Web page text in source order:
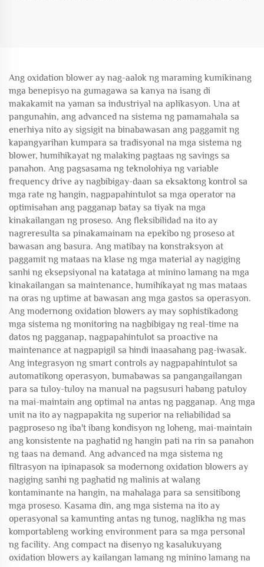
Ang oxidation blower ay nag-aalok ng maraming kumikinang
mga benepisyo na gumagawa sa kanya na isang di
makakamit na yaman sa industriyal na aplikasyon. Una at
pangunahin, ang advanced na sistema ng pamamahala sa
enerhiya nito ay sigsigit na binabawasan ang paggamit ng
kapangyarihan kumpara sa tradisyonal na mga sistema ng
blower, humihikayat ng malaking pagtaas ng savings sa
panahon. Ang pagsasama ng teknolohiya ng variable
frequency drive ay nagbibigay-daan sa eksaktong kontrol sa
mga rate ng hangin, nagpapahintulot sa mga operator na
optimisahan ang pagganap batay sa tiyak na mga
kinakailangan ng proseso. Ang fleksibilidad na ito ay
nagreresulta sa pinakamainam na epekibo ng proseso at
bawasan ang basura. Ang matibay na konstraksyon at
paggamit ng mataas na klase ng mga material ay nagiging
sanhi ng eksepsiyonal na katataga at minino lamang na mga
kinakailangan sa maintenance, humihikayat ng mas mataas
na oras ng uptime at bawasan ang mga gastos sa operasyon.
Ang modernong oxidation blowers ay may sophistikadong
mga sistema ng monitoring na nagbibigay ng real-time na
datos ng pagganap, nagpapahintulot sa proactive na
maintenance at nagpapigil sa hindi inaasahang pag-iwasak.
Ang integrasyon ng smart controls ay nagpapahintulot sa
automatikong operasyon, bumabawas sa pangangailangan
para sa tuloy-tuloy na manual na pagsusuri habang patuloy
na mai-maintain ang optimal na antas ng pagganap. Ang mga
unit na ito ay nagpapakita ng superior na reliabilidad sa
pagproseso ng iba't ibang kondisyon ng loheng, mai-maintain
ang konsistente na paghatid ng hangin pati na rin sa panahon
ng taas na demand. Ang advanced na mga sistema ng
filtrasyon na ipinapasok sa modernong oxidation blowers ay
nagiging sanhi ng paghatid ng malinis at walang
kontaminante na hangin, na mahalaga para sa sensitibong
mga proseso. Kasama din, ang mga sistema na ito ay
operasyonal sa kamunting antas ng tunog, naglikha ng mas
komportableng working environment para sa mga personal
ng facility. Ang compact na disenyo ng kasalukuyang
oxidation blowers ay kailangan lamang ng minino lamang na